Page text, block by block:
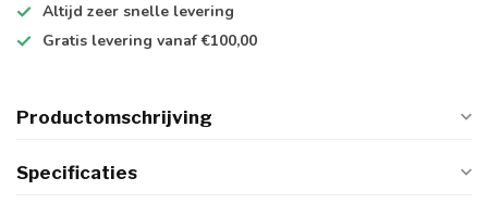
Altijd zeer snelle levering
Gratis levering vanaf €100,00
Productomschrijving
Specificaties